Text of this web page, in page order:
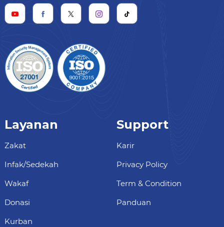
Layanan
Zakat
Infak/Sedekah
Wakaf
Donasi
Kurban
Support
Karir
Privacy Policy
Term & Condition
Panduan